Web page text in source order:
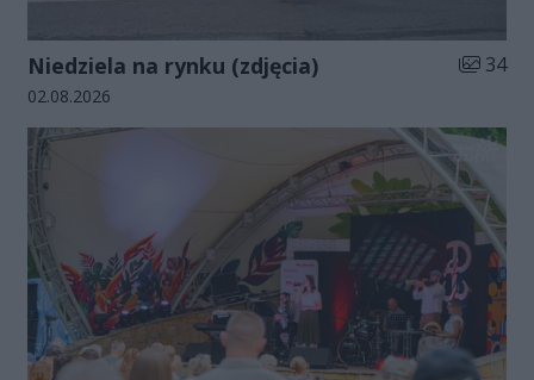
Niedziela na rynku (zdjęcia) Liczba
34
Data dodania galerii:
02.08.2026